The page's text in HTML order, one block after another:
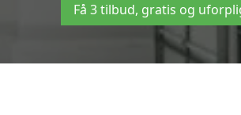
Få 3 tilbud, gratis og